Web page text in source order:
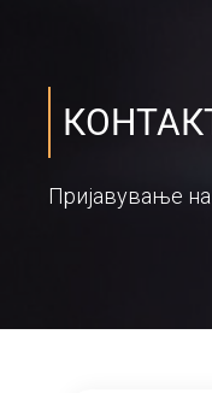
Пријавување